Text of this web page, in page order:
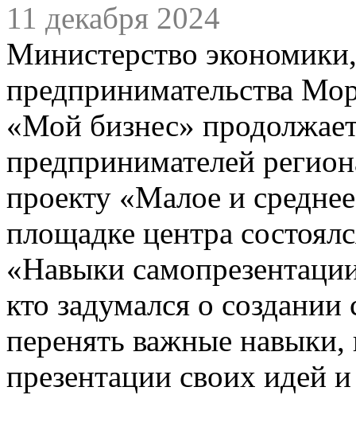
11 декабря 2024
Министерство
предпринимательства
«Мой бизнес»
предпринимателей
проекту «Малое и
площадке центра
«Навыки
кто задумался о
перенять важные
презентации своих идей